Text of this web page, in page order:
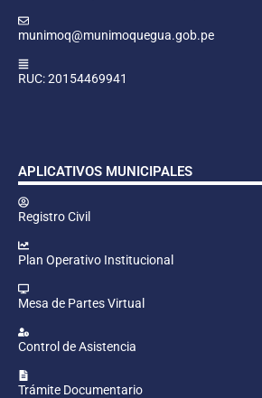
munimoq@munimoquegua.gob.pe
RUC: 20154469941
APLICATIVOS MUNICIPALES
Registro Civil
Plan Operativo Institucional
Mesa de Partes Virtual
Control de Asistencia
Trámite Documentario